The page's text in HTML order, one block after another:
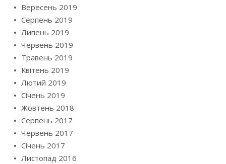
Вересень 2019
Серпень 2019
Липень 2019
Червень 2019
Травень 2019
Квітень 2019
Лютий 2019
Січень 2019
Жовтень 2018
Серпень 2017
Червень 2017
Січень 2017
Листопад 2016